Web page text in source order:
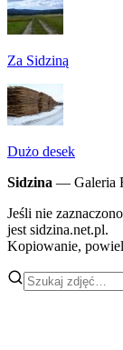
Za Sidziną
Dużo desek
Sidzina — Galeria
Jeśli nie
jest sidzina.net.pl.
Kopiowanie,